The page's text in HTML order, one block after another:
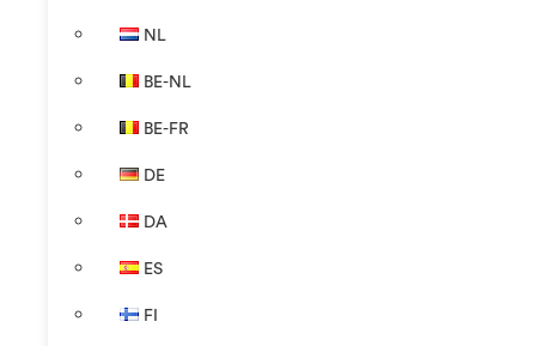
NL
BE-NL
BE-FR
DE
DA
ES
FI